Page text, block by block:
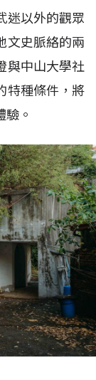
迷以外的觀眾
文史脈絡的兩
與中山大學社
特種條件，將
驗。